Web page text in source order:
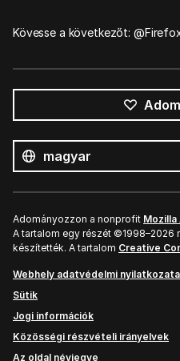
Kövesse a következőt:
nyelv
Nyelv
Adományozzon a nonprofit Mozilla
A tartalom egy részét ©1998–2026
készítették. A tartalom Creative
Webhely adatvédelmi nyilatkozata
Sütik
Jogi információk
Közösségi részvételi irányelvek
Az oldal névjegye